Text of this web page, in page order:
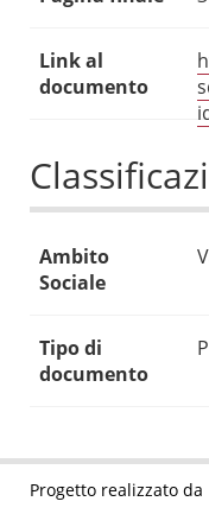
Link al
documento
Ambito
Sociale
Tipo di
documento
Progetto realizzato da